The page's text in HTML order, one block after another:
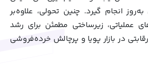
انجام گیرد. چنین تحولی، علاوه‌بر
عملیاتی، زیرساختی مطمئن برای رشد
در بازار پویا و پرچالش خرده‌فروشی